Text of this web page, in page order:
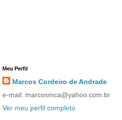
Meu Perfil
Marcos Cordeiro de Andrade
e-mail: marcosmca@yahoo.com.br
Ver meu perfil completo